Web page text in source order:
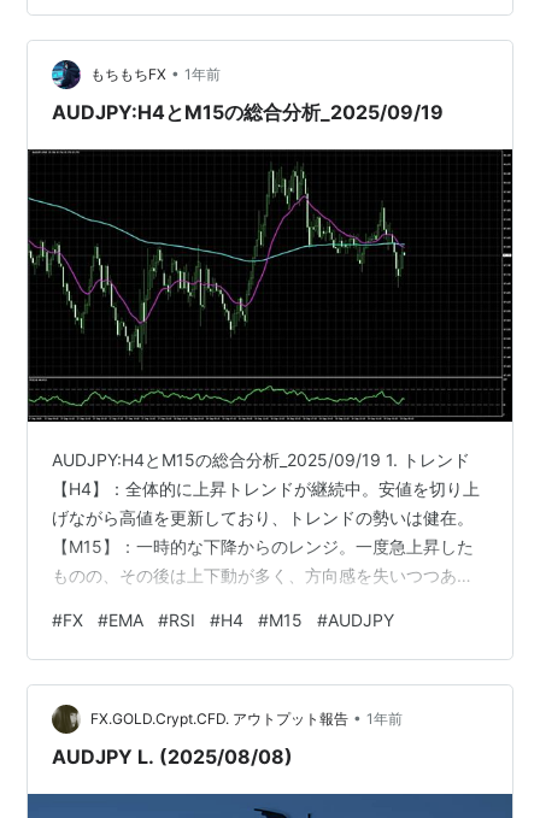
す。 1-3. RSIの状況 RSI14は約56付近を推移しており、
過熱感もなく上昇余地のある健全な状態です。 2. M15チ
ャートの分析 2-1. トレンド M15では直近で急騰が発生
し、明確な…
もちもちFX • 1年前
AUDJPY:H4とM15の総合分析_2025/09/19
AUDJPY:H4とM15の総合分析_2025/09/19 1. トレンド
【H4】：全体的に上昇トレンドが継続中。安値を切り上
げながら高値を更新しており、トレンドの勢いは健在。
【M15】：一時的な下降からのレンジ。一度急上昇した
ものの、その後は上下動が多く、方向感を失いつつある
EMA20（紫）がEMA200（水色）の上に位置し、上昇ト
レンドを裏付けています。現在は価格がEMA20付近で調
整中。【M15】：EMA20がEMA200を一時的に上抜けた
ものの、再び下抜けており、短期的に不安定な移動平均
の交錯状態。 3. RSIの状況 【H…
#FX #EMA #RSI #H4 #M15 #AUDJPY
FX.GOLD.Crypt.CFD. アウトプット報告 • 1年前
AUDJPY L. (2025/08/08)